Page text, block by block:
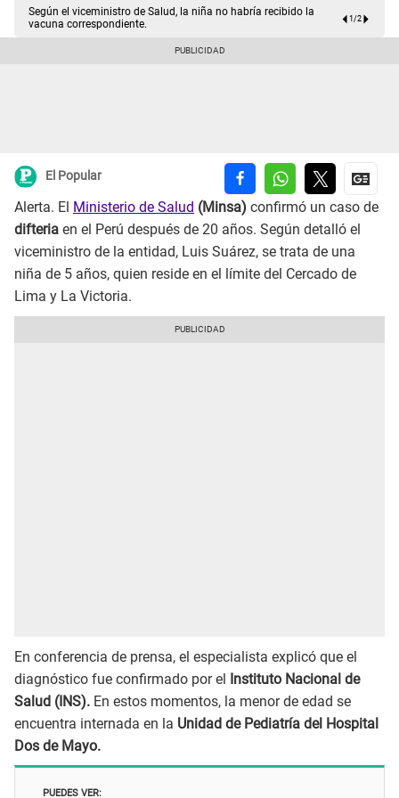
Según el viceministro de Salud, la niña no habría recibido la
vacuna correspondiente.
1/2
El Popular
Alerta. El Ministerio de Salud (Minsa) confirmó un caso de
difteria en el Perú después de 20 años. Según detalló el
viceministro de la entidad, Luis Suárez, se trata de una
niña de 5 años, quien reside en el límite del Cercado de
Lima y La Victoria.
En conferencia de prensa, el especialista explicó que el
diagnóstico fue confirmado por el Instituto Nacional de
Salud (INS). En estos momentos, la menor de edad se
encuentra internada en la Unidad de Pediatría del Hospital
Dos de Mayo.
PUEDES VER: